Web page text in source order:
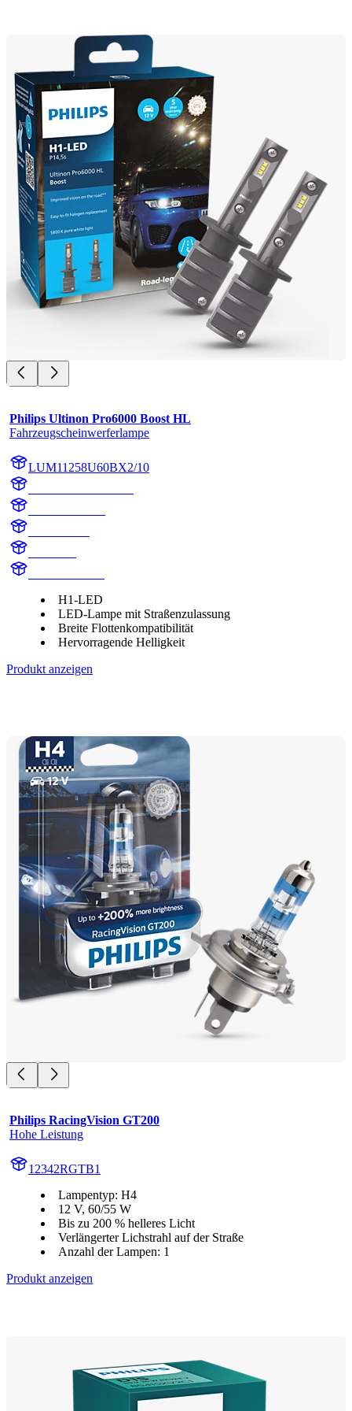
Philips Ultinon Pro6000 Boost HL
Fahrzeugscheinwerferlampe
LUM11258U60BX2/10
H1-LED
LED-Lampe mit Straßenzulassung
Breite Flottenkompatibilität
Hervorragende Helligkeit
Produkt anzeigen
Philips RacingVision GT200
Hohe Leistung
12342RGTB1
Lampentyp: H4
12 V, 60/55 W
Bis zu 200 % helleres Licht
Verlängerter Lichstrahl auf der Straße
Anzahl der Lampen: 1
Produkt anzeigen